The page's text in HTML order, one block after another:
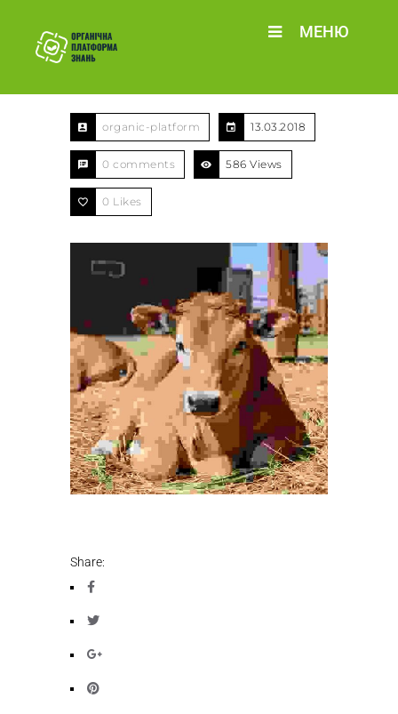
МЕНЮ
organic-platform 13.03.2018
0 comments 586 Views
0 Likes
Share: